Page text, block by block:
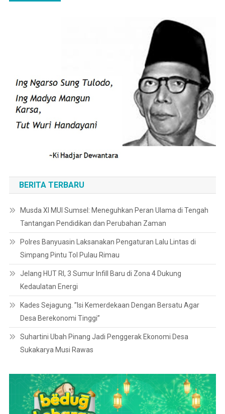
BERITA TERBARU
Musda XI MUI Sumsel: Meneguhkan Peran Ulama di Tengah
Tantangan Pendidikan dan Perubahan Zaman
Polres Banyuasin Laksanakan Pengaturan Lalu Lintas di
Simpang Pintu Tol Pulau Rimau
Jelang HUT RI, 3 Sumur Infill Baru di Zona 4 Dukung
Kedaulatan Energi
Kades Sejagung. ”Isi Kemerdekaan Dengan Bersatu Agar
Desa Berekonomi Tinggi”
Suhartini Ubah Pinang Jadi Penggerak Ekonomi Desa
Sukakarya Musi Rawas